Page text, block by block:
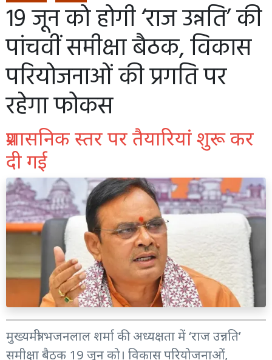
19 जून को होगी ‘राज उन्नति’ की
पांचवीं समीक्षा बैठक, विकास
परियोजनाओं की प्रगति पर
रहेगा फोकस
प्रशासनिक स्तर पर तैयारियां शुरू कर
दी गई
मुख्यमंत्री भजनलाल शर्मा की अध्यक्षता में ‘राज उन्नति’
समीक्षा बैठक 19 जून को। विकास परियोजनाओं,